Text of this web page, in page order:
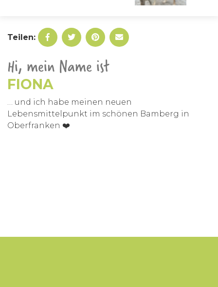
Teilen:
Hi, mein Name ist
FIONA
… und ich habe meinen neuen
Lebensmittelpunkt im schönen Bamberg in
Oberfranken ❤️